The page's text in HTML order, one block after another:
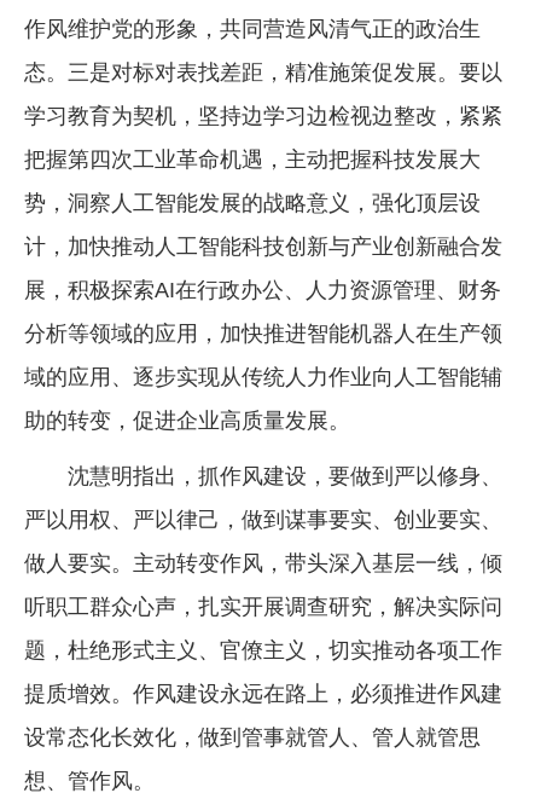
作风维护党的形象，共同营造风清气正的政治生
态。三是对标对表找差距，精准施策促发展。要以
学习教育为契机，坚持边学习边检视边整改，紧紧
把握第四次工业革命机遇，主动把握科技发展大
势，洞察人工智能发展的战略意义，强化顶层设
计，加快推动人工智能科技创新与产业创新融合发
展，积极探索AI在行政办公、人力资源管理、财务
分析等领域的应用，加快推进智能机器人在生产领
域的应用、逐步实现从传统人力作业向人工智能辅
助的转变，促进企业高质量发展。
沈慧明指出，抓作风建设，要做到严以修身、
严以用权、严以律己，做到谋事要实、创业要实、
做人要实。主动转变作风，带头深入基层一线，倾
听职工群众心声，扎实开展调查研究，解决实际问
题，杜绝形式主义、官僚主义，切实推动各项工作
提质增效。作风建设永远在路上，必须推进作风建
设常态化长效化，做到管事就管人、管人就管思
想、管作风。